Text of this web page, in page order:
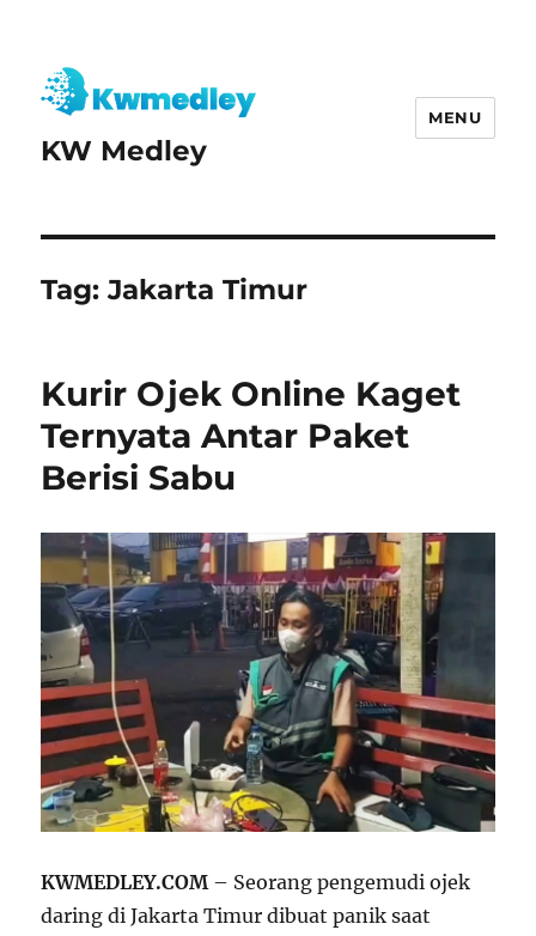
KW Medley
MENU
Tag:Jakarta Timur
Kurir Ojek Online Kaget
Ternyata Antar Paket
Berisi Sabu
KWMEDLEY.COM– Seorang pengemudi ojek
daring di Jakarta Timur dibuat panik saat